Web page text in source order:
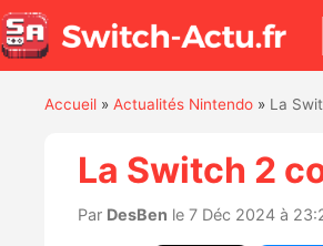
Accueil» Actualités Nintendo» La
La Switch 2
Par DesBen le 7 Déc 2024 à